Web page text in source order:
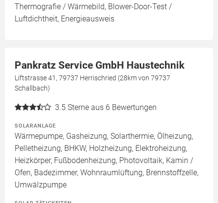
Thermografie / Wärmebild, Blower-Door-Test /
Luftdichtheit, Energieausweis
Pankratz Service GmbH Haustechnik
Liftstrasse 41, 79737 Herrischried (28km von 79737
Schallbach)
3.5 Sterne aus 6 Bewertungen
SOLARANLAGE
Wärmepumpe, Gasheizung, Solarthermie, Ölheizung,
Pelletheizung, BHKW, Holzheizung, Elektroheizung,
Heizkörper, Fußbodenheizung, Photovoltaik, Kamin /
Ofen, Badezimmer, Wohnraumlüftung, Brennstoffzelle,
Umwälzpumpe